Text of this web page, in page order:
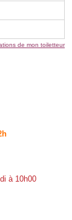
de mon toiletteur
à 10h00